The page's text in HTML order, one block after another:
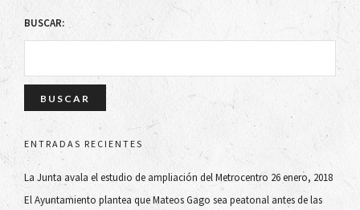
BUSCAR:
ENTRADAS RECIENTES
La Junta avala el estudio de ampliación del Metrocentro 26 enero, 2018
El Ayuntamiento plantea que Mateos Gago sea peatonal antes de las